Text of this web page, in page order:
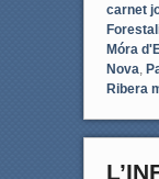
carnet
Móra
Nova,
Ribera